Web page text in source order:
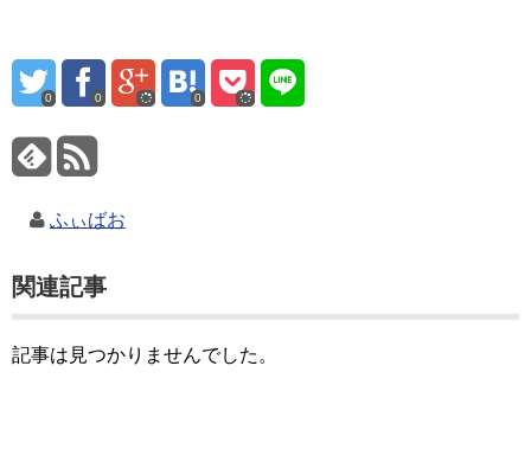
0 0 0
ふぃばお
関連記事
記事は見つかりませんでした。